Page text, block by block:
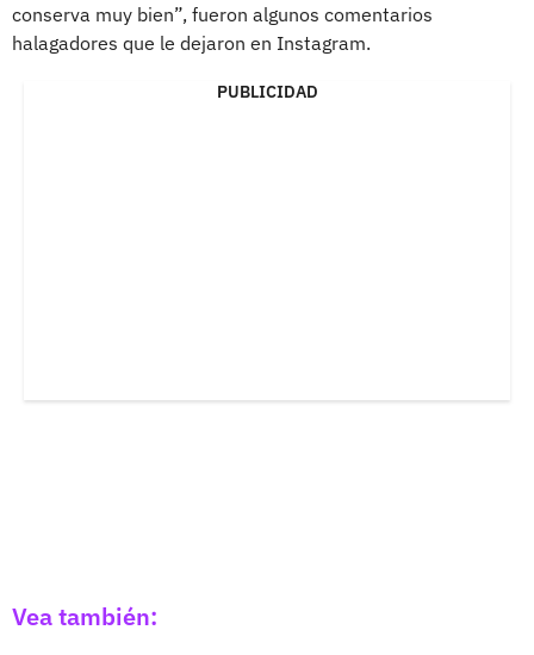
conserva muy bien”, fueron algunos comentarios
halagadores que le dejaron en Instagram.
PUBLICIDAD
Vea también: